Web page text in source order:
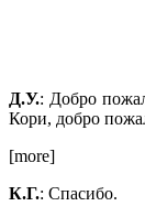
Д.У.: Добро
Кори, добро
[more]
К.Г.: Спасибо.